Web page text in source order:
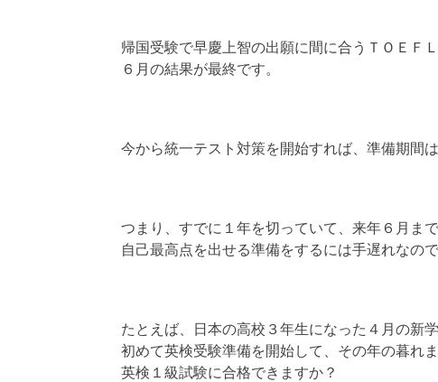
帰国受験で早慶上智の出願に間に合うＴＯＥＦ
６月の結果が最終です。
今から統一テスト対策を開始すれば、準備期間は
つまり、すでに１年を切っていて、来年６月ま
自己最高点を出せる準備をするには手遅れなので
たとえば、日本の高校３年生になった４月の新学
初めて英検受験準備を開始して、その年の暮れ
英検１級試験に合格できますか？